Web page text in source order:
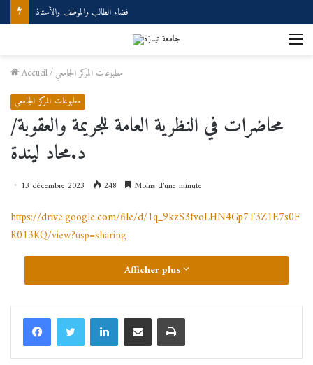
فضاء الطالب والموظف والأستاذ
Accueil/مطبوعات المركز الجامعي
مطبوعات المركز الجامعي
محاضرات في النظرية العامة للجريمة والعقوبة/
د.محاد ليندة
13 décembre 2023 248 Moins d’une minute
https://drive.google.com/file/d/1q_9kzS3fvoLHN4Gp7T3Z1E7s0F
R013KQ/view?usp=sharing
Afficher plus
Linkedin Partager par email Imprimer